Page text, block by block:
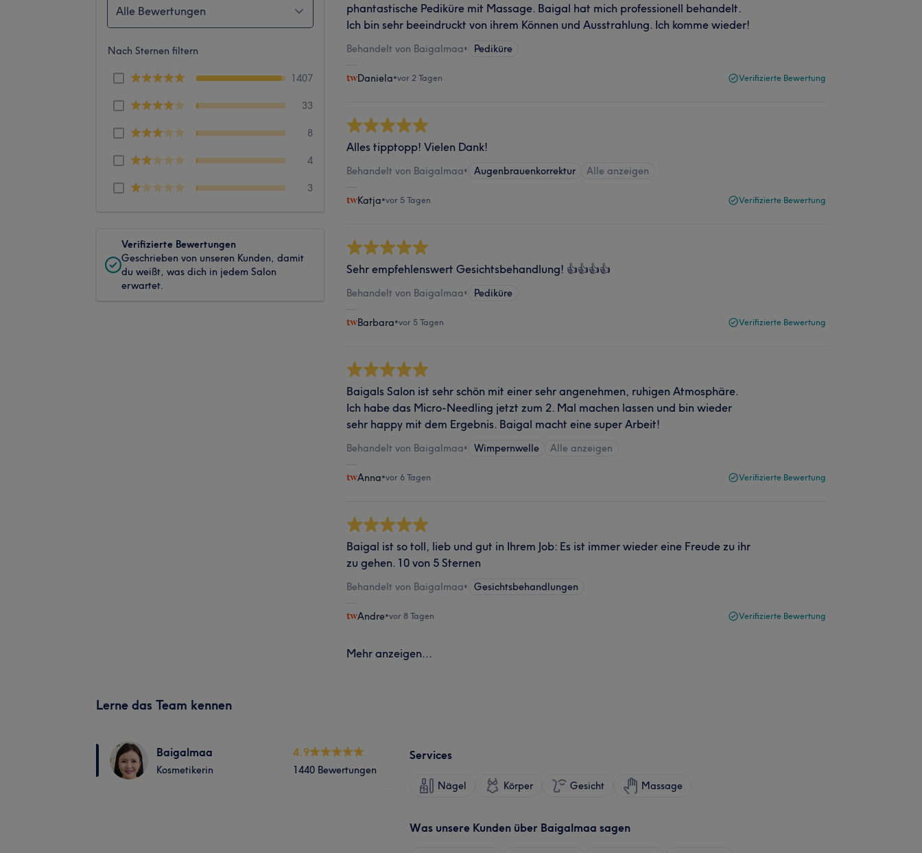
Alle Bewertungen
Nach Sternen filtern
1407
33
8
4
3
Verifizierte Bewertungen
Geschrieben von unseren Kunden, damit
du weißt, was dich in jedem Salon
erwartet.
phantastische Pediküre mit Massage. Baigal hat mich professionell behandelt.
Ich bin sehr beeindruckt von ihrem Können und Ausstrahlung. Ich komme wieder!
Behandelt von Baigalmaa• Pediküre
Daniela•vor 2 Tagen Verifizierte Bewertung
Alles tipptopp! Vielen Dank!
Behandelt von Baigalmaa• Augenbrauenkorrektur Alle anzeigen
Katja•vor 5 Tagen Verifizierte Bewertung
Sehr empfehlenswert Gesichtsbehandlung! 👍👍👍👍
Behandelt von Baigalmaa• Pediküre
Barbara•vor 5 Tagen Verifizierte Bewertung
Baigals Salon ist sehr schön mit einer sehr angenehmen, ruhigen Atmosphäre.
Ich habe das Micro-Needling jetzt zum 2. Mal machen lassen und bin wieder
sehr happy mit dem Ergebnis. Baigal macht eine super Arbeit!
Behandelt von Baigalmaa• Wimpernwelle Alle anzeigen
Anna•vor 6 Tagen Verifizierte Bewertung
Baigal ist so toll, lieb und gut in Ihrem Job: Es ist immer wieder eine Freude zu ihr
zu gehen. 10 von 5 Sternen
Behandelt von Baigalmaa• Gesichtsbehandlungen
Andre•vor 8 Tagen Verifizierte Bewertung
Mehr anzeigen...
Lerne das Team kennen
Baigalmaa
Kosmetikerin
4.9
1440 Bewertungen
Services
Nägel Körper Gesicht Massage
Was unsere Kunden über Baigalmaa sagen